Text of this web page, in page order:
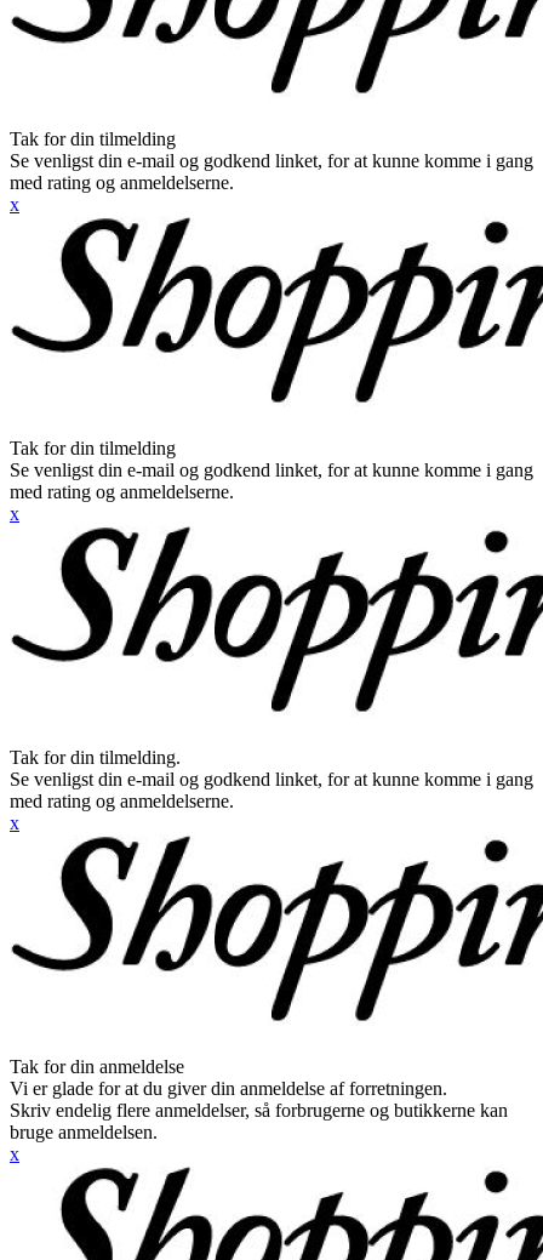
Tak for din tilmelding
Se venligst din e-mail og godkend linket, for at kunne komme i gang
med rating og anmeldelserne.
x
Tak for din tilmelding
Se venligst din e-mail og godkend linket, for at kunne komme i gang
med rating og anmeldelserne.
x
Tak for din tilmelding.
Se venligst din e-mail og godkend linket, for at kunne komme i gang
med rating og anmeldelserne.
x
Tak for din anmeldelse
Vi er glade for at du giver din anmeldelse af forretningen.
Skriv endelig flere anmeldelser, så forbrugerne og butikkerne kan
bruge anmeldelsen.
x